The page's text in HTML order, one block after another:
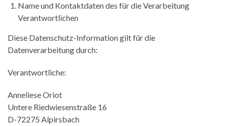
Name und Kontaktdaten des für die Verarbeitung
Verantwortlichen
Diese Datenschutz-Information gilt für die
Datenverarbeitung durch:
Verantwortliche:
Anneliese Oriot
Untere Riedwiesenstraße 16
D-72275 Alpirsbach